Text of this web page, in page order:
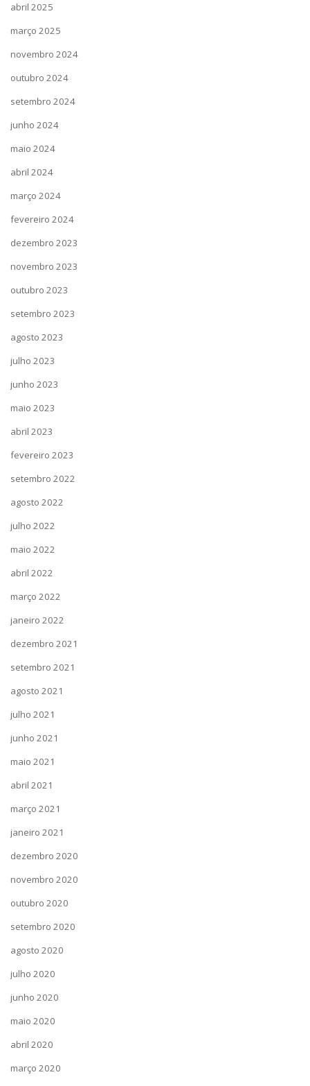
abril 2025
março 2025
novembro 2024
outubro 2024
setembro 2024
junho 2024
maio 2024
abril 2024
março 2024
fevereiro 2024
dezembro 2023
novembro 2023
outubro 2023
setembro 2023
agosto 2023
julho 2023
junho 2023
maio 2023
abril 2023
fevereiro 2023
setembro 2022
agosto 2022
julho 2022
maio 2022
abril 2022
março 2022
janeiro 2022
dezembro 2021
setembro 2021
agosto 2021
julho 2021
junho 2021
maio 2021
abril 2021
março 2021
janeiro 2021
dezembro 2020
novembro 2020
outubro 2020
setembro 2020
agosto 2020
julho 2020
junho 2020
maio 2020
abril 2020
março 2020